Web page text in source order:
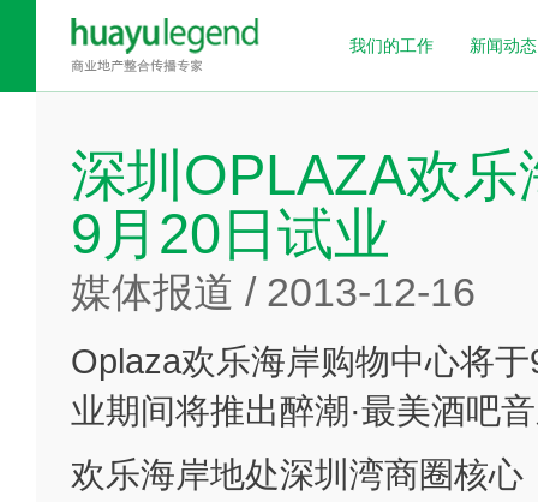
我们的工作 新闻动态
深圳OPLAZA欢
9月20日试业
媒体报道 / 2013-12-16
Oplaza欢乐海岸购物中心将
业期间将推出醉潮·最美酒吧
欢乐海岸地处深圳湾商圈核